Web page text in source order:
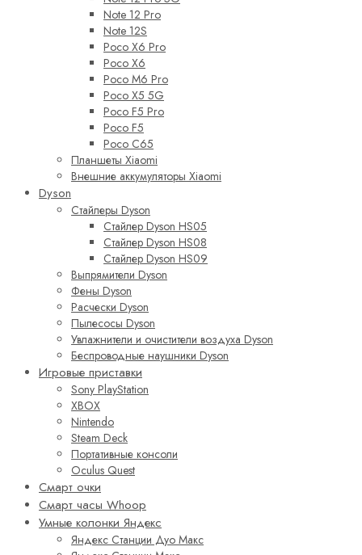
Note 12 Pro
Note 12S
Poco X6 Pro
Poco X6
Poco M6 Pro
Poco X5 5G
Poco F5 Pro
Poco F5
Poco C65
Планшеты Xiaomi
Внешние аккумуляторы Xiaomi
Dyson
Стайлеры Dyson
Стайлер Dyson HS05
Стайлер Dyson HS08
Стайлер Dyson HS09
Выпрямители Dyson
Фены Dyson
Расчески Dyson
Пылесосы Dyson
Увлажнители и очистители воздуха Dyson
Беспроводные наушники Dyson
Игровые приставки
Sony PlayStation
XBOX
Nintendo
Steam Deck
Портативные консоли
Oculus Quest
Смарт очки
Смарт часы Whoop
Умные колонки Яндекс
Яндекс Станции Дуо Макс